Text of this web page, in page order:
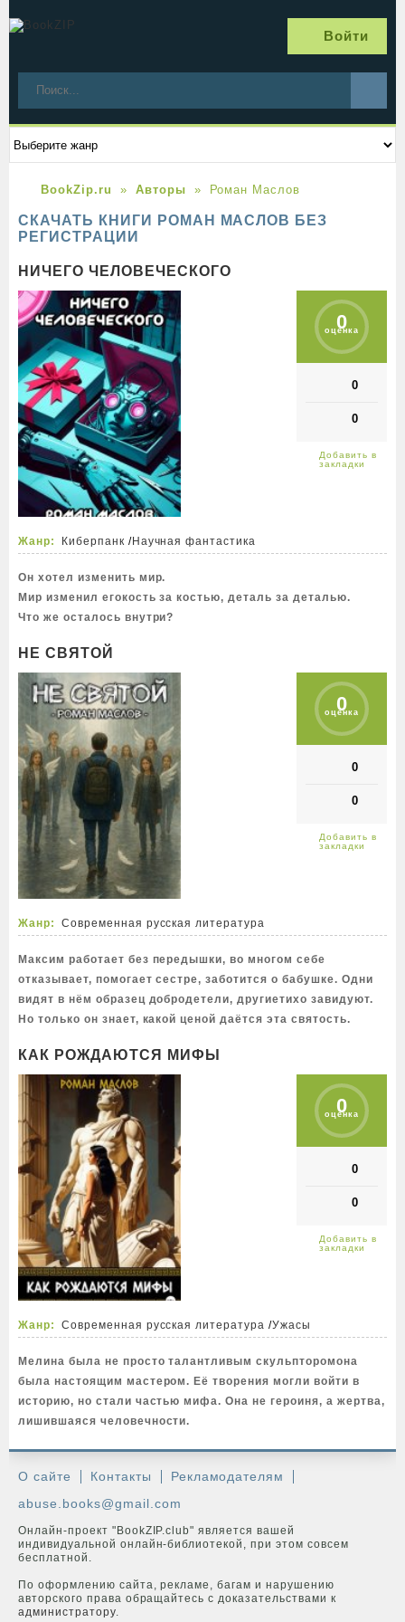
Войти
BookZip.ru Авторы Роман Маслов
СКАЧАТЬ КНИГИ РОМАН МАСЛОВ БЕЗ
РЕГИСТРАЦИИ
НИЧЕГО ЧЕЛОВЕЧЕСКОГО
0
оценка
0
0
Жанр: Киберпанк /Научная фантастика
Он хотел изменить мир.
Мир изменил егокость за костью, деталь за деталью.
Что же осталось внутри?
НЕ СВЯТОЙ
0
оценка
0
0
Жанр: Современная русская литература
Максим работает без передышки, во многом себе
отказывает, помогает сестре, заботится о бабушке. Одни
видят в нём образец добродетели, другиетихо завидуют.
Но только он знает, какой ценой даётся эта святость.
КАК РОЖДАЮТСЯ МИФЫ
0
оценка
0
0
Жанр: Современная русская литература /Ужасы
Мелина была не просто талантливым скульпторомона
была настоящим мастером. Её творения могли войти в
историю, но стали частью мифа. Она не героиня, а жертва,
лишившаяся человечности.
О сайте Контакты
Рекламодателям
abuse.books@gmail.com
Онлайн-проект "BookZIP.club" является вашей
индивидуальной онлайн-библиотекой, при этом совсем
бесплатной.
По оформлению сайта, рекламе, багам и нарушению
авторского права обращайтесь с доказательствами к
администратору.